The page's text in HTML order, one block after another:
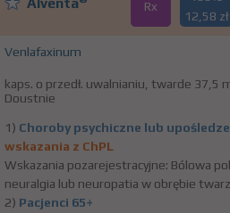
Alventa Rx
12,58 zł
Venlafaxinum
kaps. o przedł. uwalnianiu, twarde 37,5
Doustnie
1) Choroby psychiczne lub
wskazania z ChPL
Wskazania pozarejestracyjne: Bólowa
neuralgia lub neuropatia w obrębie
2) Pacjenci 65+